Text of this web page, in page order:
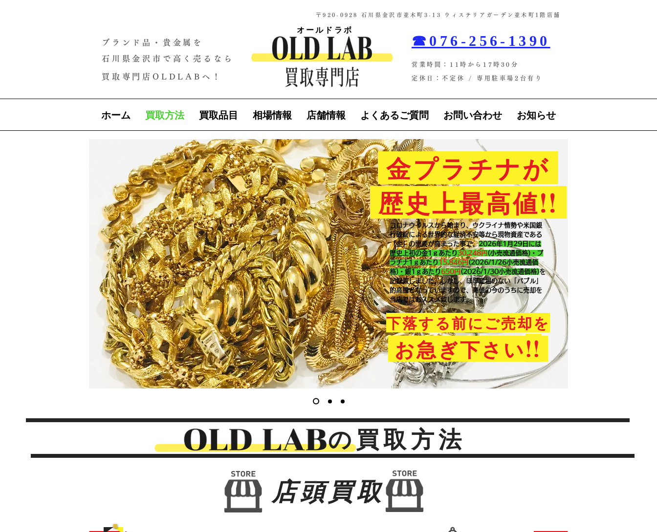
​〒920-0928 石川県金沢市並木町3-13 ウィステリアガーデン並木町1階店舗​
ブランド品・貴金属を
石川県金沢市で高く売るなら
買取専門店OLDLABへ！
オールドラボ
☎076-256-1390
営業時間：11時から17時30分
定休日：不定休 / ​専用駐車場2台有り
ホーム 買取方法 買取品目 相場情報 店舗情報 よくあるご質問 お問い合わせ お知らせ
金プラチナが
歴史上最高値!!
コロナウイルスから始まり、ウクライナ情勢や米国銀
行破綻による世界的な経済不安等から現物資産である
「金」の需要が高まった事で、2026年1月29 日には
歴史上初の金1ｇあたり30,248円 (小売流通価格)・プ
ラチナ1ｇあたり 15,846 円 (2026/1/26小売流通価
格)・銀1ｇあたり 650 円 (2026/1/30小売流通価格)を
記録致しました。​しかし、ほぼ足場のない「バブル」
的高騰となっていますので、高値の今のうちに売却を
当店ではおススメ致します。
下落する前にご売却を
お急ぎ下さい!!
の買取方法
​店頭買取